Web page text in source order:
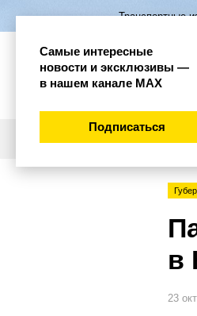
Транспортные
в
23
Самые интересные
новости и эксклюзивы —
в нашем канале МАХ
Подписаться